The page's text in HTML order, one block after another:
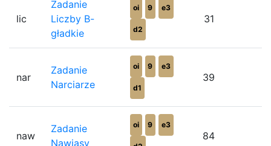
lic
Zadanie
Liczby B-
gładkie
oi 9 e3
d2
31
nar
Zadanie
Narciarze
oi 9 e3
d1
39
naw
Zadanie
Nawiasy
oi 9 e3
84